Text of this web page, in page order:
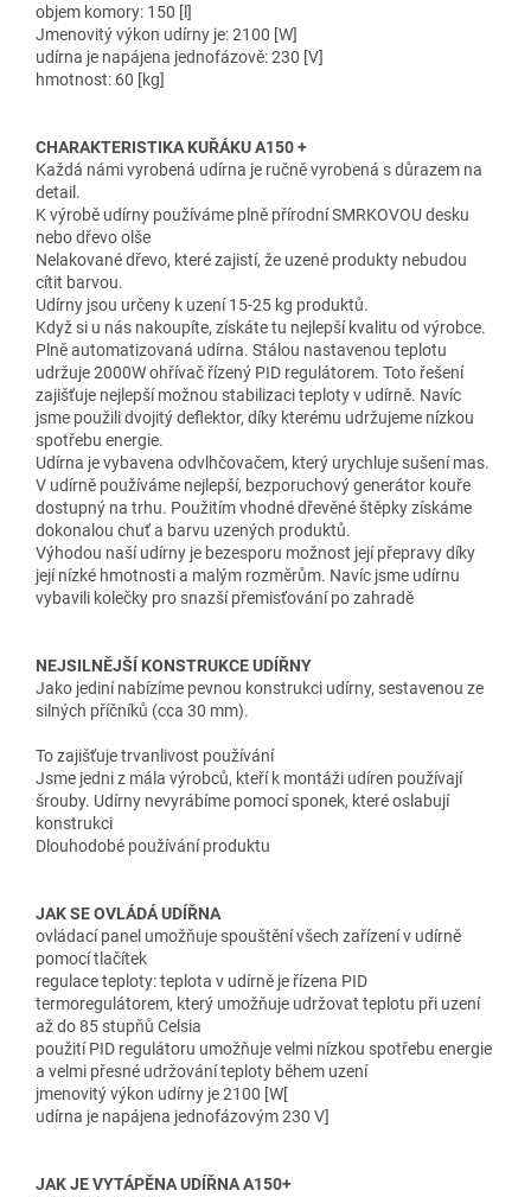
objem komory: 150 [l]
Jmenovitý výkon udírny je: 2100 [W]
udírna je napájena jednofázově: 230 [V]
hmotnost: 60 [kg]
CHARAKTERISTIKA KUŘÁKU A150 +
Každá námi vyrobená udírna je ručně vyrobená s důrazem na
detail.
K výrobě udírny používáme plně přírodní SMRKOVOU desku
nebo dřevo olše
Nelakované dřevo, které zajistí, že uzené produkty nebudou
cítit barvou.
Udírny jsou určeny k uzení 15-25 kg produktů.
Když si u nás nakoupíte, získáte tu nejlepší kvalitu od výrobce.
Plně automatizovaná udírna. Stálou nastavenou teplotu
udržuje 2000W ohřívač řízený PID regulátorem. Toto řešení
zajišťuje nejlepší možnou stabilizaci teploty v udírně. Navíc
jsme použili dvojitý deflektor, díky kterému udržujeme nízkou
spotřebu energie.
Udírna je vybavena odvlhčovačem, který urychluje sušení mas.
V udírně používáme nejlepší, bezporuchový generátor kouře
dostupný na trhu. Použitím vhodné dřevěné štěpky získáme
dokonalou chuť a barvu uzených produktů.
Výhodou naší udírny je bezesporu možnost její přepravy díky
její nízké hmotnosti a malým rozměrům. Navíc jsme udírnu
vybavili kolečky pro snazší přemisťování po zahradě
NEJSILNĚJŠÍ KONSTRUKCE UDÍŘNY
Jako jediní nabízíme pevnou konstrukci udírny, sestavenou ze
silných příčníků (cca 30 mm).
To zajišťuje trvanlivost používání
Jsme jedni z mála výrobců, kteří k montáži udíren používají
šrouby. Udírny nevyrábíme pomocí sponek, které oslabují
konstrukci
Dlouhodobé používání produktu
JAK SE OVLÁDÁ UDÍŘNA
ovládací panel umožňuje spouštění všech zařízení v udírně
pomocí tlačítek
regulace teploty: teplota v udírně je řízena PID
termoregulátorem, který umožňuje udržovat teplotu při uzení
až do 85 stupňů Celsia
použití PID regulátoru umožňuje velmi nízkou spotřebu energie
a velmi přesné udržování teploty během uzení
jmenovitý výkon udírny je 2100 [W[
udírna je napájena jednofázovým 230 V]
JAK JE VYTÁPĚNA UDÍŘNA A150+